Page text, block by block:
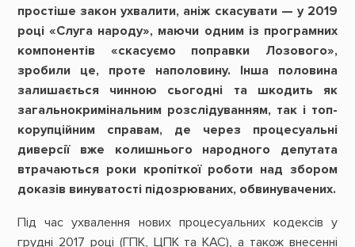
простіше закон ухвалити, аніж скасувати — у 2019
році «Слуга народу», маючи одним із програмних
компонентів «скасуємо поправки Лозового»,
зробили це, проте наполовину. Інша половина
залишається чинною сьогодні та шкодить як
загальнокримінальним розслідуванням, так і топ-
корупційним справам, де через процесуальні
диверсії вже колишнього народного депутата
втрачаються роки кропіткої роботи над збором
доказів винуватості підозрюваних, обвинувачених.
Під час ухвалення нових процесуальних кодексів у
грудні 2017 році (ГПК, ЦПК та КАС), а також внесенні